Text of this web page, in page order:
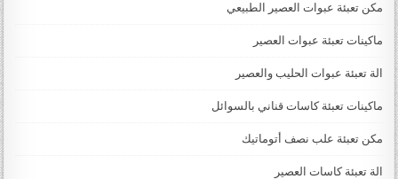
مكن تعبئة عبوات العصير الطبيعي
ماكينات تعبئة عبوات العصير
الة تعبئة عبوات الحليب والعصير
ماكينات تعبئة كاسات قناني بالسوائل
مكن تعبئة علب نصف أتوماتيك
الة تعبئة كاسات العصير